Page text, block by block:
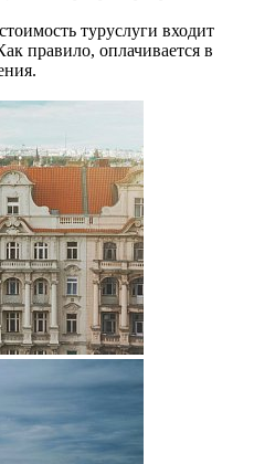
туруслуги входит
правило, оплачивается в